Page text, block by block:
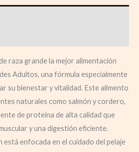
raza grande la mejor alimentación
Adultos, una fórmula especialmente
su bienestar y vitalidad. Este alimento
naturales como salmón y cordero,
de proteína de alta calidad que
y una digestión eficiente.
está enfocada en el cuidado del pelaje